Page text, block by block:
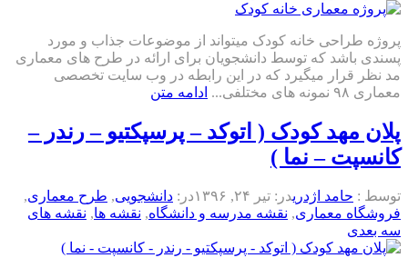
پروژه طراحی خانه کودک میتواند از موضوعات جذاب و مورد
پسندی باشد که توسط دانشجویان برای ارائه در طرح های معماری
مد نظر قرار میگیرد که در این رابطه در وب سایت تخصصی
معماری ۹۸ نمونه های مختلفی...
ادامه متن
پلان مهد کودک ( اتوکد – پرسپکتیو – رندر –
کانسپت – نما )
توسط : حامد اژدریدر: تیر ۲۴, ۱۳۹۶ در: دانشجویی, طرح معماری,
فروشگاه معماری, نقشه مدرسه و دانشگاه, نقشه ها, نقشه های
سه بعدی